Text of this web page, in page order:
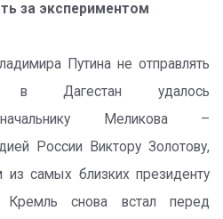
за экспериментом
Путина не отправлять
в Дагестан удалось
начальнику Меликова –
России Виктору Золотову,
из самых близких президенту
снова встал перед